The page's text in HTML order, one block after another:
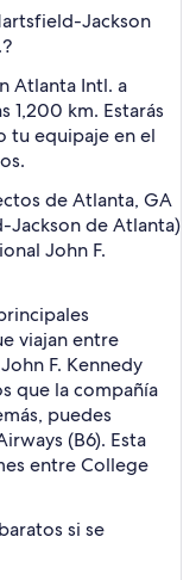
Jackson
Atlanta Intl. a
1,200 km. Estarás
tu equipaje en el
de Atlanta, GA
Jackson de Atlanta)
John F.
viajan entre
F. Kennedy
que la compañía
puedes
(B6). Esta
entre College
si se